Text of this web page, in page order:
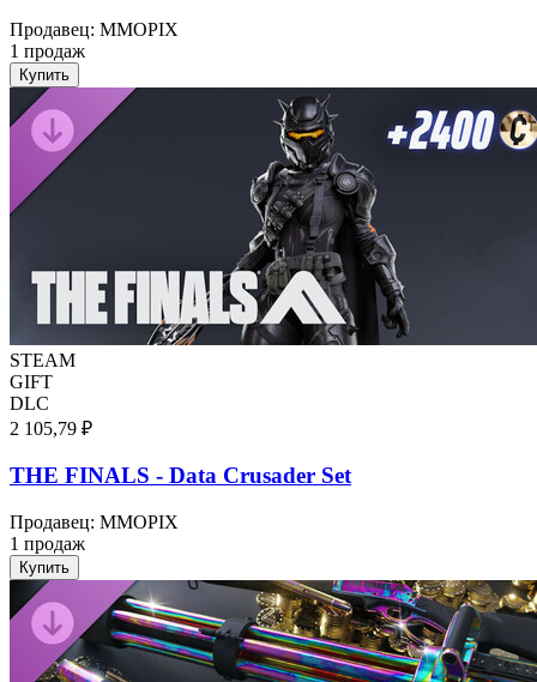
Продавец: MMOPIX
1 продаж
Купить
STEAM
GIFT
DLC
2 105,79 ₽
THE FINALS - Data Crusader Set
Продавец: MMOPIX
1 продаж
Купить